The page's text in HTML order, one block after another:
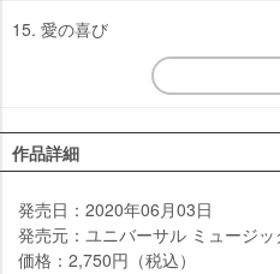
15. 愛の喜び
作品詳細
発売日：2020年06月03日
発売元：ユニバーサル ミュージ
価格：2,750円（税込）